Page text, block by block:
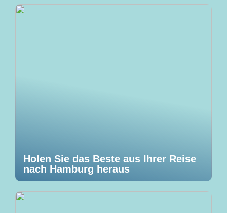
Holen Sie das Beste aus Ihrer Reise
nach Hamburg heraus